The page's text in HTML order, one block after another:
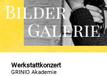
Bilder
Galerie
Werkstattkonzert
GRINIO Akademie